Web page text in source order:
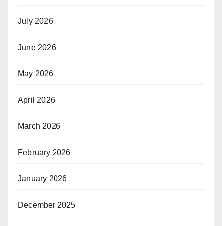
July 2026
June 2026
May 2026
April 2026
March 2026
February 2026
January 2026
December 2025